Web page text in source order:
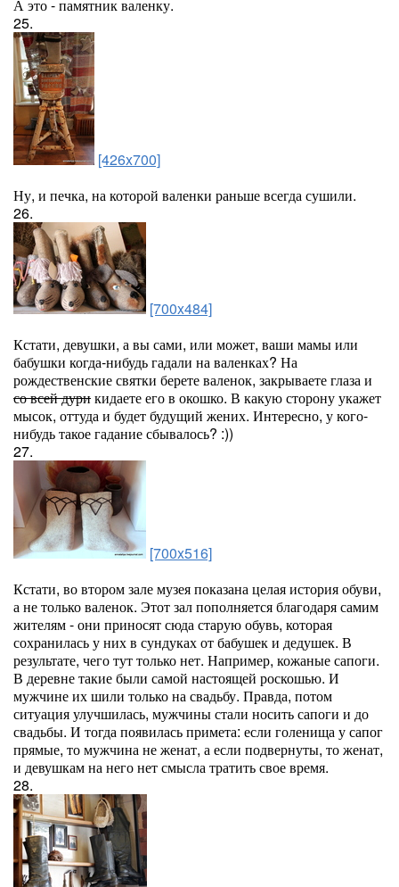
А это - памятник валенку.
25.
[426x700]
Ну, и печка, на которой валенки раньше всегда сушили.
26.
[700x484]
Кстати, девушки, а вы сами, или может, ваши мамы или
бабушки когда-нибудь гадали на валенках? На
рождественские святки берете валенок, закрываете глаза и
со всей дурикидаете его в окошко. В какую сторону укажет
мысок, оттуда и будет будущий жених. Интересно, у кого-
нибудь такое гадание сбывалось? :))
27.
[700x516]
Кстати, во втором зале музея показана целая история обуви,
а не только валенок. Этот зал пополняется благодаря самим
жителям - они приносят сюда старую обувь, которая
сохранилась у них в сундуках от бабушек и дедушек. В
результате, чего тут только нет. Например, кожаные сапоги.
В деревне такие были самой настоящей роскошью. И
мужчине их шили только на свадьбу. Правда, потом
ситуация улучшилась, мужчины стали носить сапоги и до
свадьбы. И тогда появилась примета: если голенища у сапог
прямые, то мужчина не женат, а если подвернуты, то женат,
и девушкам на него нет смысла тратить свое время.
28.